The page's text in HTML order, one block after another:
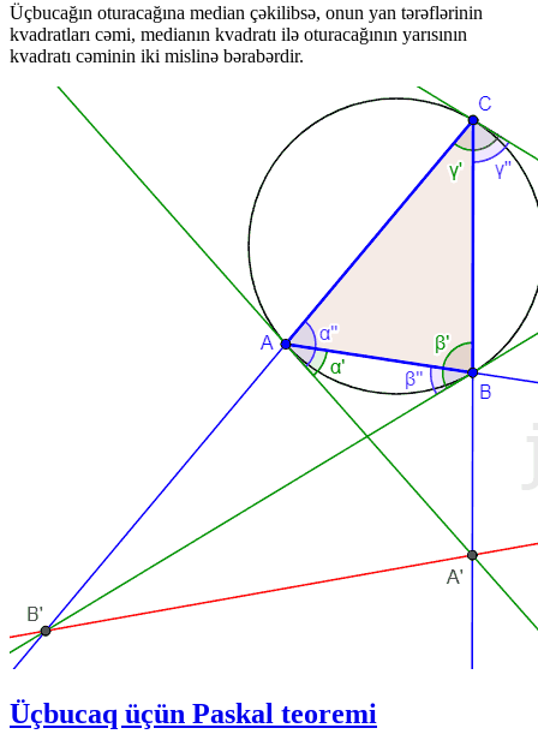
Üçbucağın oturacağına median çəkilibsə, onun yan tərəflərinin
kvadratları cəmi, medianın kvadratı ilə oturacağının yarısının
kvadratı cəminin iki mislinə bərabərdir.
Üçbucaq üçün Paskal teoremi